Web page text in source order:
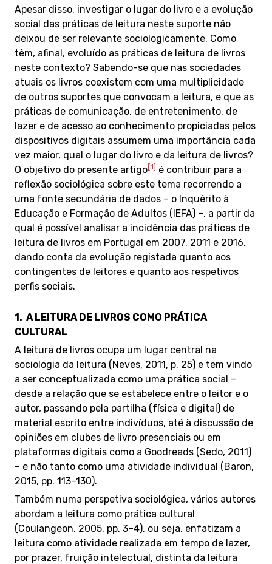
Apesar disso, investigar o lugar do livro e a evolução
social das práticas de leitura neste suporte não
deixou de ser relevante sociologicamente. Como
têm, afinal, evoluído as práticas de leitura de livros
neste contexto? Sabendo-se que nas sociedades
atuais os livros coexistem com uma multiplicidade
de outros suportes que convocam a leitura, e que as
práticas de comunicação, de entretenimento, de
lazer e de acesso ao conhecimento propiciadas pelos
dispositivos digitais assumem uma importância cada
vez maior, qual o lugar do livro e da leitura de livros?
O objetivo do presente artigo[1] é contribuir para a
reflexão sociológica sobre este tema recorrendo a
uma fonte secundária de dados – o Inquérito à
Educação e Formação de Adultos (IEFA) –, a partir da
qual é possível analisar a incidência das práticas de
leitura de livros em Portugal em 2007, 2011 e 2016,
dando conta da evolução registada quanto aos
contingentes de leitores e quanto aos respetivos
perfis sociais.
1. A LEITURA DE LIVROS COMO PRÁTICA
CULTURAL
A leitura de livros ocupa um lugar central na
sociologia da leitura (Neves, 2011, p. 25) e tem vindo
a ser conceptualizada como uma prática social –
desde a relação que se estabelece entre o leitor e o
autor, passando pela partilha (física e digital) de
material escrito entre indivíduos, até à discussão de
opiniões em clubes de livro presenciais ou em
plataformas digitais como a Goodreads (Sedo, 2011)
– e não tanto como uma atividade individual (Baron,
2015, pp. 113–130).
Também numa perspetiva sociológica, vários autores
abordam a leitura como prática cultural
(Coulangeon, 2005, pp. 3–4), ou seja, enfatizam a
leitura como atividade realizada em tempo de lazer,
por prazer, fruição intelectual, distinta da leitura